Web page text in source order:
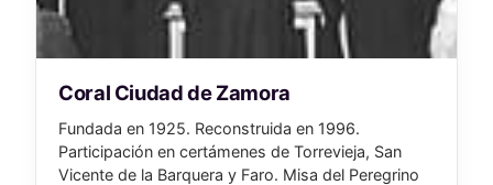
Coral Ciudad de Zamora
Fundada en 1925. Reconstruida en 1996.
Participación en certámenes de Torrevieja, San
Vicente de la Barquera y Faro. Misa del Peregrino